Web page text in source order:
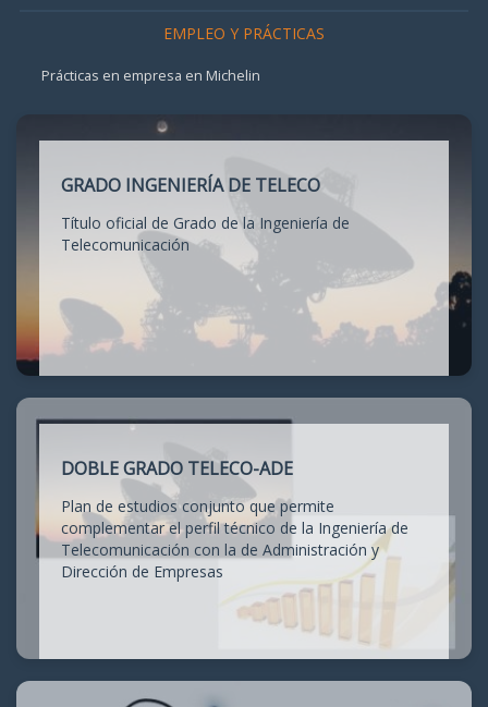
EMPLEO Y PRÁCTICAS
Prácticas en empresa en Michelin
GRADO INGENIERÍA DE TELECO
Título oficial de Grado de la Ingeniería de
Telecomunicación
DOBLE GRADO TELECO-ADE
Plan de estudios conjunto que permite
complementar el perfil técnico de la Ingeniería de
Telecomunicación con la de Administración y
Dirección de Empresas